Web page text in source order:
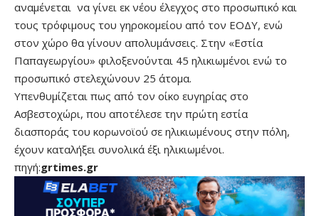
αναμένεται να γίνει εκ νέου έλεγχος στο προσωπικό και
τους τρόφιμους του γηροκομείου από τον ΕΟΔΥ, ενώ
στον χώρο θα γίνουν απολυμάνσεις. Στην «Εστία
Παπαγεωργίου» φιλοξενούνται 45 ηλικιωμένοι ενώ το
προσωπικό στελεχώνουν 25 άτομα.
Υπενθυμίζεται πως από τον οίκο ευγηρίας στο
Ασβεστοχώρι, που αποτέλεσε την πρώτη εστία
διασποράς του κορωνοϊού σε ηλικιωμένους στην πόλη,
έχουν καταλήξει συνολικά έξι ηλικιωμένοι.
πηγή:grtimes.gr